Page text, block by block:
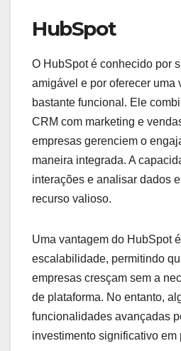
HubSpot
O HubSpot é conhecido por
amigável e por oferecer uma
bastante funcional. Ele
CRM com marketing e
empresas gerenciem o
maneira integrada. A
interações e analisar dados
recurso valioso.
Uma vantagem do HubSpot
escalabilidade, permitindo
empresas cresçam sem a
de plataforma. No entanto,
funcionalidades avançadas
investimento significativo em